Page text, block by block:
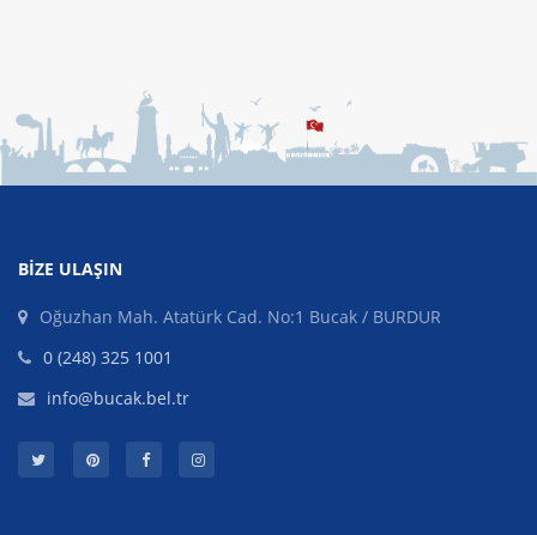
BIZE ULAŞIN
Oğuzhan Mah. Atatürk Cad. No:1 Bucak / BURDUR
0 (248) 325 1001
info@bucak.bel.tr